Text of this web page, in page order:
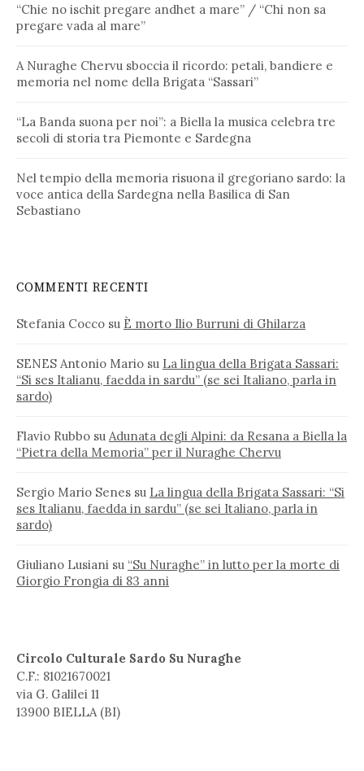
“Chie no ischit pregare andhet a mare” / “Chi non sa
pregare vada al mare”
A Nuraghe Chervu sboccia il ricordo: petali, bandiere e
memoria nel nome della Brigata “Sassari”
“La Banda suona per noi”: a Biella la musica celebra tre
secoli di storia tra Piemonte e Sardegna
Nel tempio della memoria risuona il gregoriano sardo: la
voce antica della Sardegna nella Basilica di San
Sebastiano
COMMENTI RECENTI
Stefania Cocco su È morto Ilio Burruni di Ghilarza
SENES Antonio Mario su La lingua della Brigata Sassari:
“Si ses Italianu, faedda in sardu” (se sei Italiano, parla in
sardo)
Flavio Rubbo su Adunata degli Alpini: da Resana a Biella la
“Pietra della Memoria” per il Nuraghe Chervu
Sergio Mario Senes su La lingua della Brigata Sassari: “Si
ses Italianu, faedda in sardu” (se sei Italiano, parla in
sardo)
Giuliano Lusiani su “Su Nuraghe” in lutto per la morte di
Giorgio Frongia di 83 anni
Circolo Culturale Sardo Su Nuraghe
C.F.: 81021670021
via G. Galilei 11
13900 BIELLA (BI)